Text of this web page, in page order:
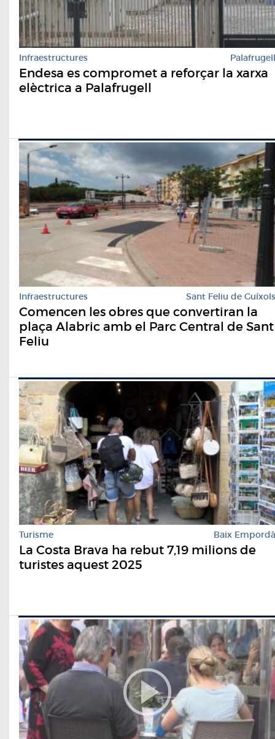
Infraestructures Palafrugell
Endesa es compromet a reforçar la xarxa
elèctrica a Palafrugell
Infraestructures Sant Feliu de Guíxols
Comencen les obres que convertiran la
plaça Alabric amb el Parc Central de Sant
Feliu
Turisme Baix Empordà
La Costa Brava ha rebut 7,19 milions de
turistes aquest 2025